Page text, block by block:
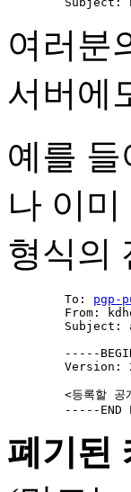
여러분
서버에
예를
나 이
형식의
        To:
pgp-
From:
Subject:
-----
Version:
<등록할 공
폐기된